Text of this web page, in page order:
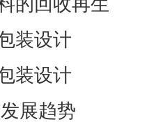
的回收再生
装设计
装设计
展趋势